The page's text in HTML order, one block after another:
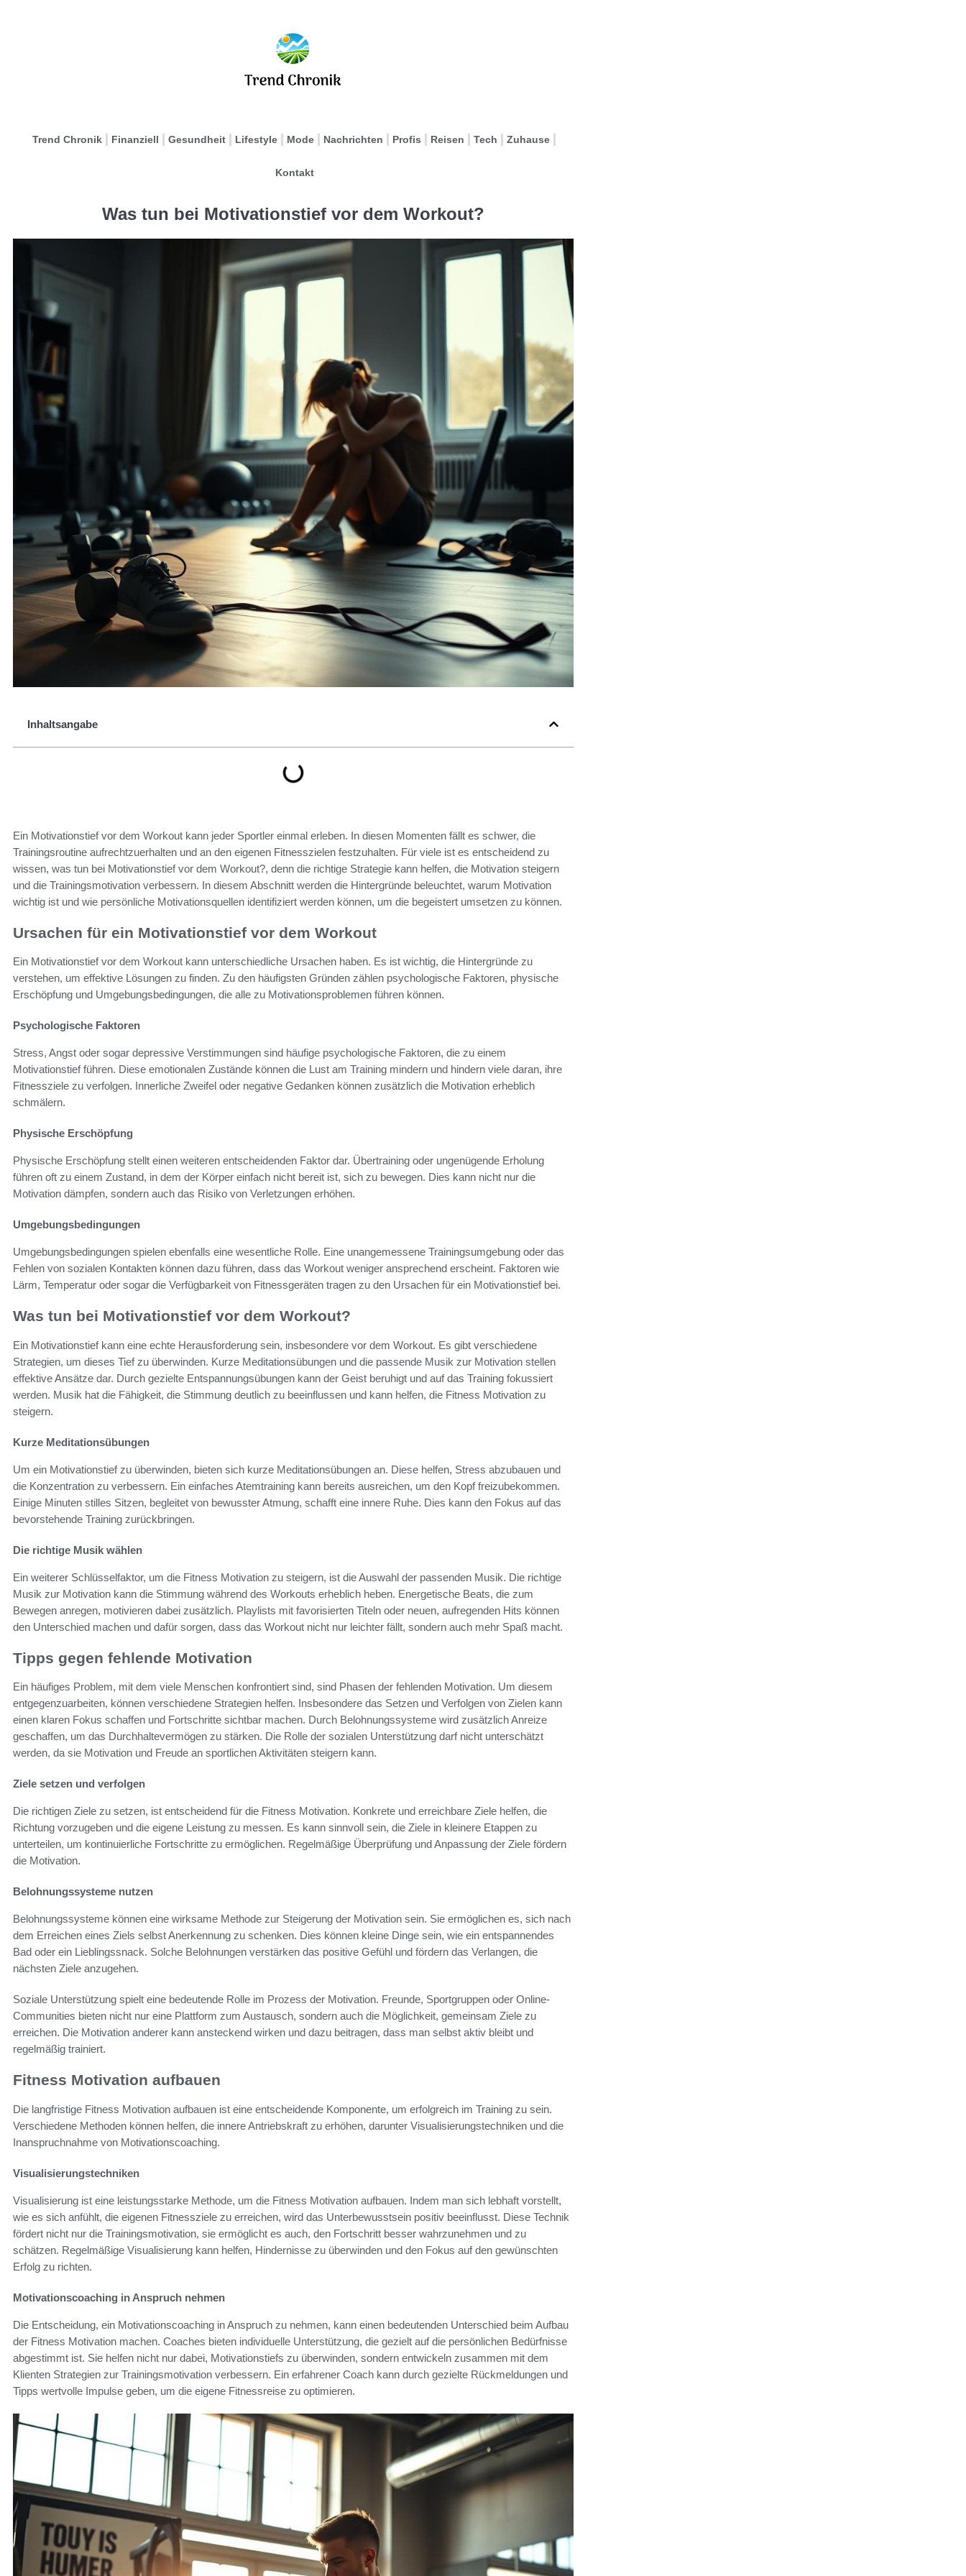
Trend Chronik Finanziell Gesundheit Lifestyle Mode Nachrichten Profis Reisen Tech Zuhause
Kontakt
Was tun bei Motivationstief vor dem Workout?
Inhaltsangabe
Ein Motivationstief vor dem Workout kann jeder Sportler einmal erleben. In diesen Momenten fällt es schwer, die
Trainingsroutine aufrechtzuerhalten und an den eigenen Fitnesszielen festzuhalten. Für viele ist es entscheidend zu
wissen, was tun bei Motivationstief vor dem Workout?, denn die richtige Strategie kann helfen, die Motivation steigern
und die Trainingsmotivation verbessern. In diesem Abschnitt werden die Hintergründe beleuchtet, warum Motivation
wichtig ist und wie persönliche Motivationsquellen identifiziert werden können, um die begeistert umsetzen zu können.
Ursachen für ein Motivationstief vor dem Workout
Ein Motivationstief vor dem Workout kann unterschiedliche Ursachen haben. Es ist wichtig, die Hintergründe zu
verstehen, um effektive Lösungen zu finden. Zu den häufigsten Gründen zählen psychologische Faktoren, physische
Erschöpfung und Umgebungsbedingungen, die alle zu Motivationsproblemen führen können.
Psychologische Faktoren
Stress, Angst oder sogar depressive Verstimmungen sind häufige psychologische Faktoren, die zu einem
Motivationstief führen. Diese emotionalen Zustände können die Lust am Training mindern und hindern viele daran, ihre
Fitnessziele zu verfolgen. Innerliche Zweifel oder negative Gedanken können zusätzlich die Motivation erheblich
schmälern.
Physische Erschöpfung
Physische Erschöpfung stellt einen weiteren entscheidenden Faktor dar. Übertraining oder ungenügende Erholung
führen oft zu einem Zustand, in dem der Körper einfach nicht bereit ist, sich zu bewegen. Dies kann nicht nur die
Motivation dämpfen, sondern auch das Risiko von Verletzungen erhöhen.
Umgebungsbedingungen
Umgebungsbedingungen spielen ebenfalls eine wesentliche Rolle. Eine unangemessene Trainingsumgebung oder das
Fehlen von sozialen Kontakten können dazu führen, dass das Workout weniger ansprechend erscheint. Faktoren wie
Lärm, Temperatur oder sogar die Verfügbarkeit von Fitnessgeräten tragen zu den Ursachen für ein Motivationstief bei.
Was tun bei Motivationstief vor dem Workout?
Ein Motivationstief kann eine echte Herausforderung sein, insbesondere vor dem Workout. Es gibt verschiedene
Strategien, um dieses Tief zu überwinden. Kurze Meditationsübungen und die passende Musik zur Motivation stellen
effektive Ansätze dar. Durch gezielte Entspannungsübungen kann der Geist beruhigt und auf das Training fokussiert
werden. Musik hat die Fähigkeit, die Stimmung deutlich zu beeinflussen und kann helfen, die Fitness Motivation zu
steigern.
Kurze Meditationsübungen
Um ein Motivationstief zu überwinden, bieten sich kurze Meditationsübungen an. Diese helfen, Stress abzubauen und
die Konzentration zu verbessern. Ein einfaches Atemtraining kann bereits ausreichen, um den Kopf freizubekommen.
Einige Minuten stilles Sitzen, begleitet von bewusster Atmung, schafft eine innere Ruhe. Dies kann den Fokus auf das
bevorstehende Training zurückbringen.
Die richtige Musik wählen
Ein weiterer Schlüsselfaktor, um die Fitness Motivation zu steigern, ist die Auswahl der passenden Musik. Die richtige
Musik zur Motivation kann die Stimmung während des Workouts erheblich heben. Energetische Beats, die zum
Bewegen anregen, motivieren dabei zusätzlich. Playlists mit favorisierten Titeln oder neuen, aufregenden Hits können
den Unterschied machen und dafür sorgen, dass das Workout nicht nur leichter fällt, sondern auch mehr Spaß macht.
Tipps gegen fehlende Motivation
Ein häufiges Problem, mit dem viele Menschen konfrontiert sind, sind Phasen der fehlenden Motivation. Um diesem
entgegenzuarbeiten, können verschiedene Strategien helfen. Insbesondere das Setzen und Verfolgen von Zielen kann
einen klaren Fokus schaffen und Fortschritte sichtbar machen. Durch Belohnungssysteme wird zusätzlich Anreize
geschaffen, um das Durchhaltevermögen zu stärken. Die Rolle der sozialen Unterstützung darf nicht unterschätzt
werden, da sie Motivation und Freude an sportlichen Aktivitäten steigern kann.
Ziele setzen und verfolgen
Die richtigen Ziele zu setzen, ist entscheidend für die Fitness Motivation. Konkrete und erreichbare Ziele helfen, die
Richtung vorzugeben und die eigene Leistung zu messen. Es kann sinnvoll sein, die Ziele in kleinere Etappen zu
unterteilen, um kontinuierliche Fortschritte zu ermöglichen. Regelmäßige Überprüfung und Anpassung der Ziele fördern
die Motivation.
Belohnungssysteme nutzen
Belohnungssysteme können eine wirksame Methode zur Steigerung der Motivation sein. Sie ermöglichen es, sich nach
dem Erreichen eines Ziels selbst Anerkennung zu schenken. Dies können kleine Dinge sein, wie ein entspannendes
Bad oder ein Lieblingssnack. Solche Belohnungen verstärken das positive Gefühl und fördern das Verlangen, die
nächsten Ziele anzugehen.
Soziale Unterstützung spielt eine bedeutende Rolle im Prozess der Motivation. Freunde, Sportgruppen oder Online-
Communities bieten nicht nur eine Plattform zum Austausch, sondern auch die Möglichkeit, gemeinsam Ziele zu
erreichen. Die Motivation anderer kann ansteckend wirken und dazu beitragen, dass man selbst aktiv bleibt und
regelmäßig trainiert.
Fitness Motivation aufbauen
Die langfristige Fitness Motivation aufbauen ist eine entscheidende Komponente, um erfolgreich im Training zu sein.
Verschiedene Methoden können helfen, die innere Antriebskraft zu erhöhen, darunter Visualisierungstechniken und die
Inanspruchnahme von Motivationscoaching.
Visualisierungstechniken
Visualisierung ist eine leistungsstarke Methode, um die Fitness Motivation aufbauen. Indem man sich lebhaft vorstellt,
wie es sich anfühlt, die eigenen Fitnessziele zu erreichen, wird das Unterbewusstsein positiv beeinflusst. Diese Technik
fördert nicht nur die Trainingsmotivation, sie ermöglicht es auch, den Fortschritt besser wahrzunehmen und zu
schätzen. Regelmäßige Visualisierung kann helfen, Hindernisse zu überwinden und den Fokus auf den gewünschten
Erfolg zu richten.
Motivationscoaching in Anspruch nehmen
Die Entscheidung, ein Motivationscoaching in Anspruch zu nehmen, kann einen bedeutenden Unterschied beim Aufbau
der Fitness Motivation machen. Coaches bieten individuelle Unterstützung, die gezielt auf die persönlichen Bedürfnisse
abgestimmt ist. Sie helfen nicht nur dabei, Motivationstiefs zu überwinden, sondern entwickeln zusammen mit dem
Klienten Strategien zur Trainingsmotivation verbessern. Ein erfahrener Coach kann durch gezielte Rückmeldungen und
Tipps wertvolle Impulse geben, um die eigene Fitnessreise zu optimieren.